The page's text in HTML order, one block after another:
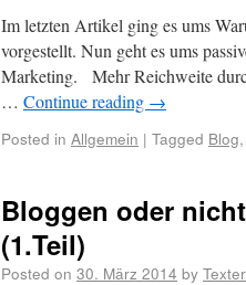
Im letzten Artikel ging es ums
vorgestellt. Nun geht es ums
Marketing. Mehr Reichweite
… Continue reading →
Posted in Allgemein | Tagged Blog,
Bloggen oder
(1.Teil)
Posted on 30. März 2014 by